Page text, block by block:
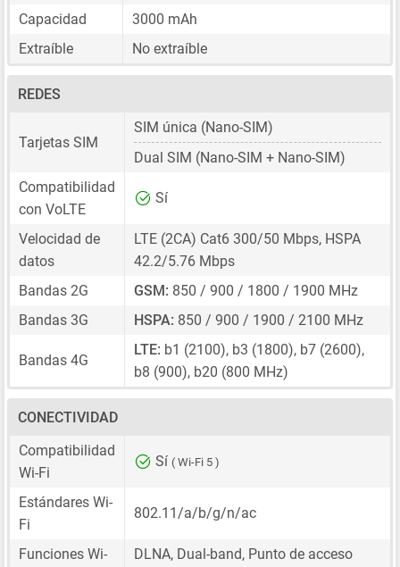
Capacidad
3000 mAh
Extraíble
No extraíble
REDES
Tarjetas SIM
SIM única (Nano-SIM)
Dual SIM (Nano-SIM + Nano-SIM)
Compatibilidad
con VoLTE
Sí
Velocidad de
datos
LTE (2CA) Cat6 300/50 Mbps, HSPA
42.2/5.76 Mbps
Bandas 2G
GSM: 850 / 900 / 1800 / 1900 MHz
Bandas 3G
HSPA: 850 / 900 / 1900 / 2100 MHz
Bandas 4G
LTE: b1 (2100), b3 (1800), b7 (2600),
b8 (900), b20 (800 MHz)
CONECTIVIDAD
Compatibilidad
Wi-Fi
Sí ( Wi-Fi 5 )
Estándares Wi-
Fi
802.11/a/b/g/n/ac
Funciones Wi-
DLNA, Dual-band, Punto de acceso